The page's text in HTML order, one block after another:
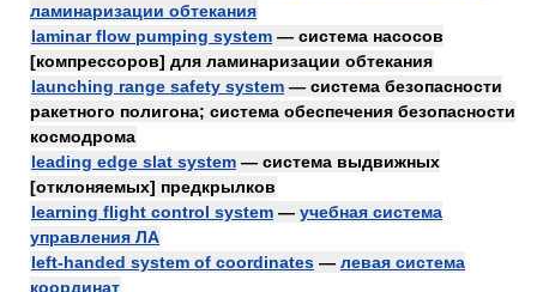
ламинаризации обтекания
laminar flow pumping system — система насосов
[компрессоров] для ламинаризации обтекания
launching range safety system — система безопасности
ракетного полигона; система обеспечения безопасности
космодрома
leading edge slat system — система выдвижных
[отклоняемых] предкрылков
learning flight control system — учебная система
управления ЛА
left-handed system of coordinates — левая система
координат